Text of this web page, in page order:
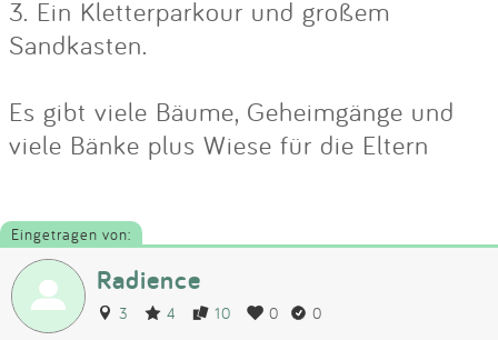
3. Ein Kletterparkour und großem
Sandkasten.
Es gibt viele Bäume, Geheimgänge und
viele Bänke plus Wiese für die Eltern
Eingetragen von:
Radience
3 4 10 0 0